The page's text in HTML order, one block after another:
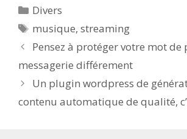
Catégories
Divers
Étiquettes
musique,streaming
Pensez à protéger votre mot de
messagerie différement
Un plugin wordpress de
contenu automatique de qualité,